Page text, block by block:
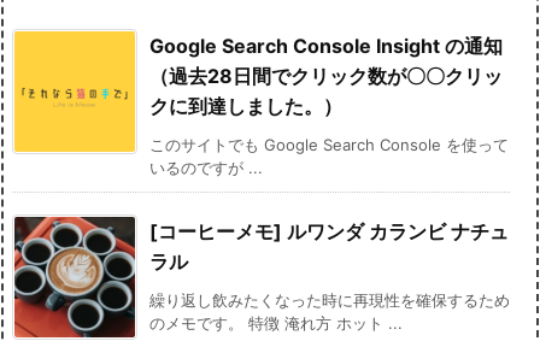
Google Search Console Insight の通知
（過去28日間でクリック数が〇〇クリッ
クに到達しました。）
このサイトでも Google Search Console を使って
いるのですが ...
[コーヒーメモ] ルワンダ カランビ ナチュ
ラル
繰り返し飲みたくなった時に再現性を確保するため
のメモです。 特徴 淹れ方 ホット ...